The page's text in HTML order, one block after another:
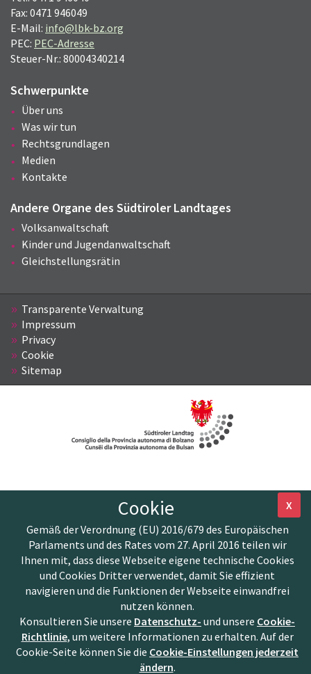
Fax: 0471 946049
E-Mail: info@lbk-bz.org
PEC: PEC-Adresse
Steuer-Nr.: 80004340214
Schwerpunkte
Über uns
Was wir tun
Rechtsgrundlagen
Medien
Kontakte
Andere Organe des Südtiroler Landtages
Volksanwaltschaft
Kinder und Jugendanwaltschaft
Gleichstellungsrätin
Transparente Verwaltung
Impressum
Privacy
Cookie
Sitemap
X
Cookie
Gemäß der Verordnung (EU) 2016/679 des Europäischen
Parlaments und des Rates vom 27. April 2016 teilen wir
Ihnen mit, dass diese Webseite eigene technische Cookies
und Cookies Dritter verwendet, damit Sie effizient
navigieren und die Funktionen der Webseite einwandfrei
nutzen können.
Konsultieren Sie unsere Datenschutz- und unsere Cookie-
Richtlinie, um weitere Informationen zu erhalten. Auf der
Cookie-Seite können Sie die Cookie-Einstellungen jederzeit
ändern.